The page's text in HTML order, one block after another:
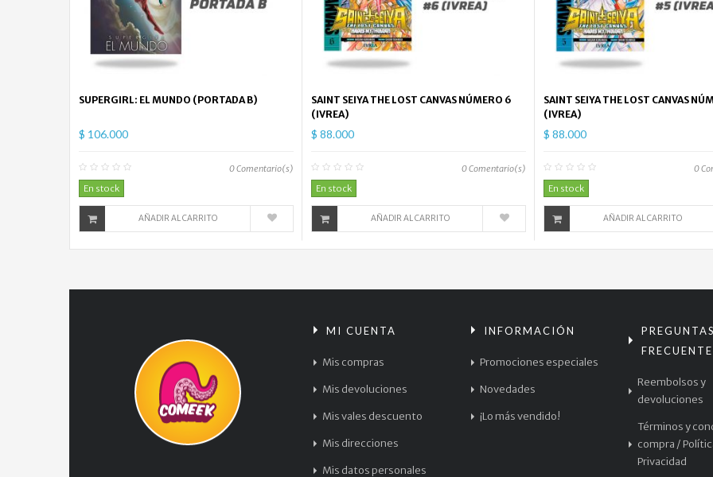
SUPERGIRL: EL MUNDO (PORTADA B)
$ 106.000
0Comentario(s)
En stock
AÑADIR AL CARRITO
SAINT SEIYA THE LOST CANVAS NÚMERO 6
(IVREA)
$ 88.000
0Comentario(s)
En stock
AÑADIR AL CARRITO
SAINT SEIYA THE LOST CANVAS
(IVREA)
$ 88.000
0
En stock
AÑADIR AL CARRITO
MI CUENTA
Mis compras
Mis devoluciones
Mis vales descuento
Mis direcciones
Mis datos personales
INFORMACIÓN
Promociones especiales
Novedades
¡Lo más vendido!
PREGUNTAS
Reembolsos y
devoluciones
Términos y
compra /
Privacidad